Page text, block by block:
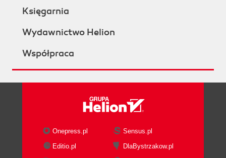
Księgarnia
Wydawnictwo Helion
Współpraca
Onepress.pl
Sensus.pl
Editio.pl
DlaBystrzakow.pl